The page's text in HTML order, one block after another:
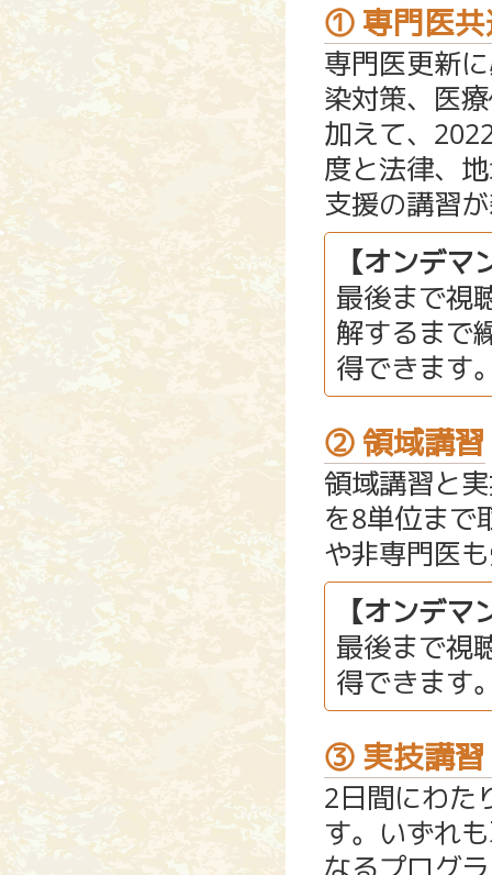
① 専門医共
専門医更新
染対策、医
加えて、
度と法律、
支援の講習
【オンデ
最後まで視
解するまで
得できます
② 領域講習
領域講習と
を8単位まで
や非専門医
【オンデ
最後まで視
得できます
③ 実技講
2日間にわた
す。いずれ
なるプログ